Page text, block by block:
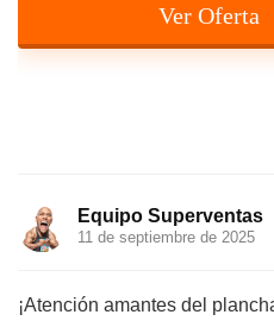
Ver Oferta
Equipo Superventas
11 de septiembre de 2025
¡Atención amantes del